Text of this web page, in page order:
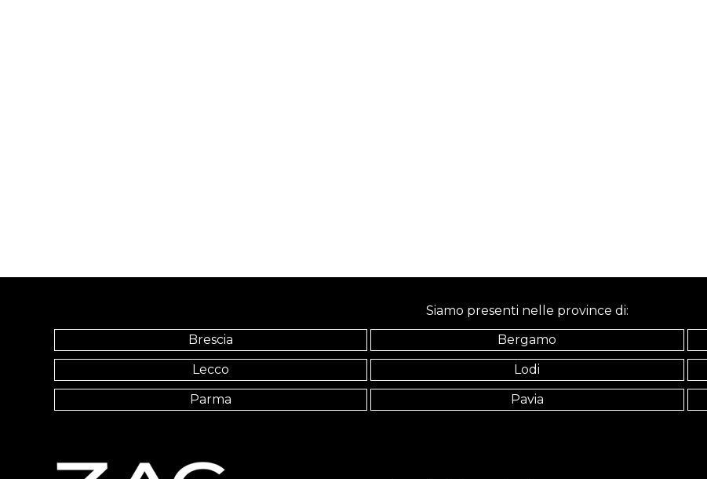
Siamo presenti nelle province di:
Brescia
Bergamo
Lecco
Lodi
Parma
Pavia